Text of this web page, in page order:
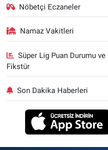
Nöbetçi Eczaneler
Namaz Vakitleri
Süper Lig Puan Durumu ve
Fikstür
Son Dakika Haberleri